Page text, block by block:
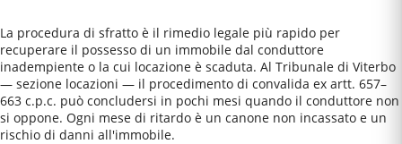
La procedura di sfratto è il rimedio legale più rapido per
recuperare il possesso di un immobile dal conduttore
inadempiente o la cui locazione è scaduta. Al Tribunale di Viterbo
— sezione locazioni — il procedimento di convalida ex artt. 657–
663 c.p.c. può concludersi in pochi mesi quando il conduttore non
si oppone. Ogni mese di ritardo è un canone non incassato e un
rischio di danni all'immobile.